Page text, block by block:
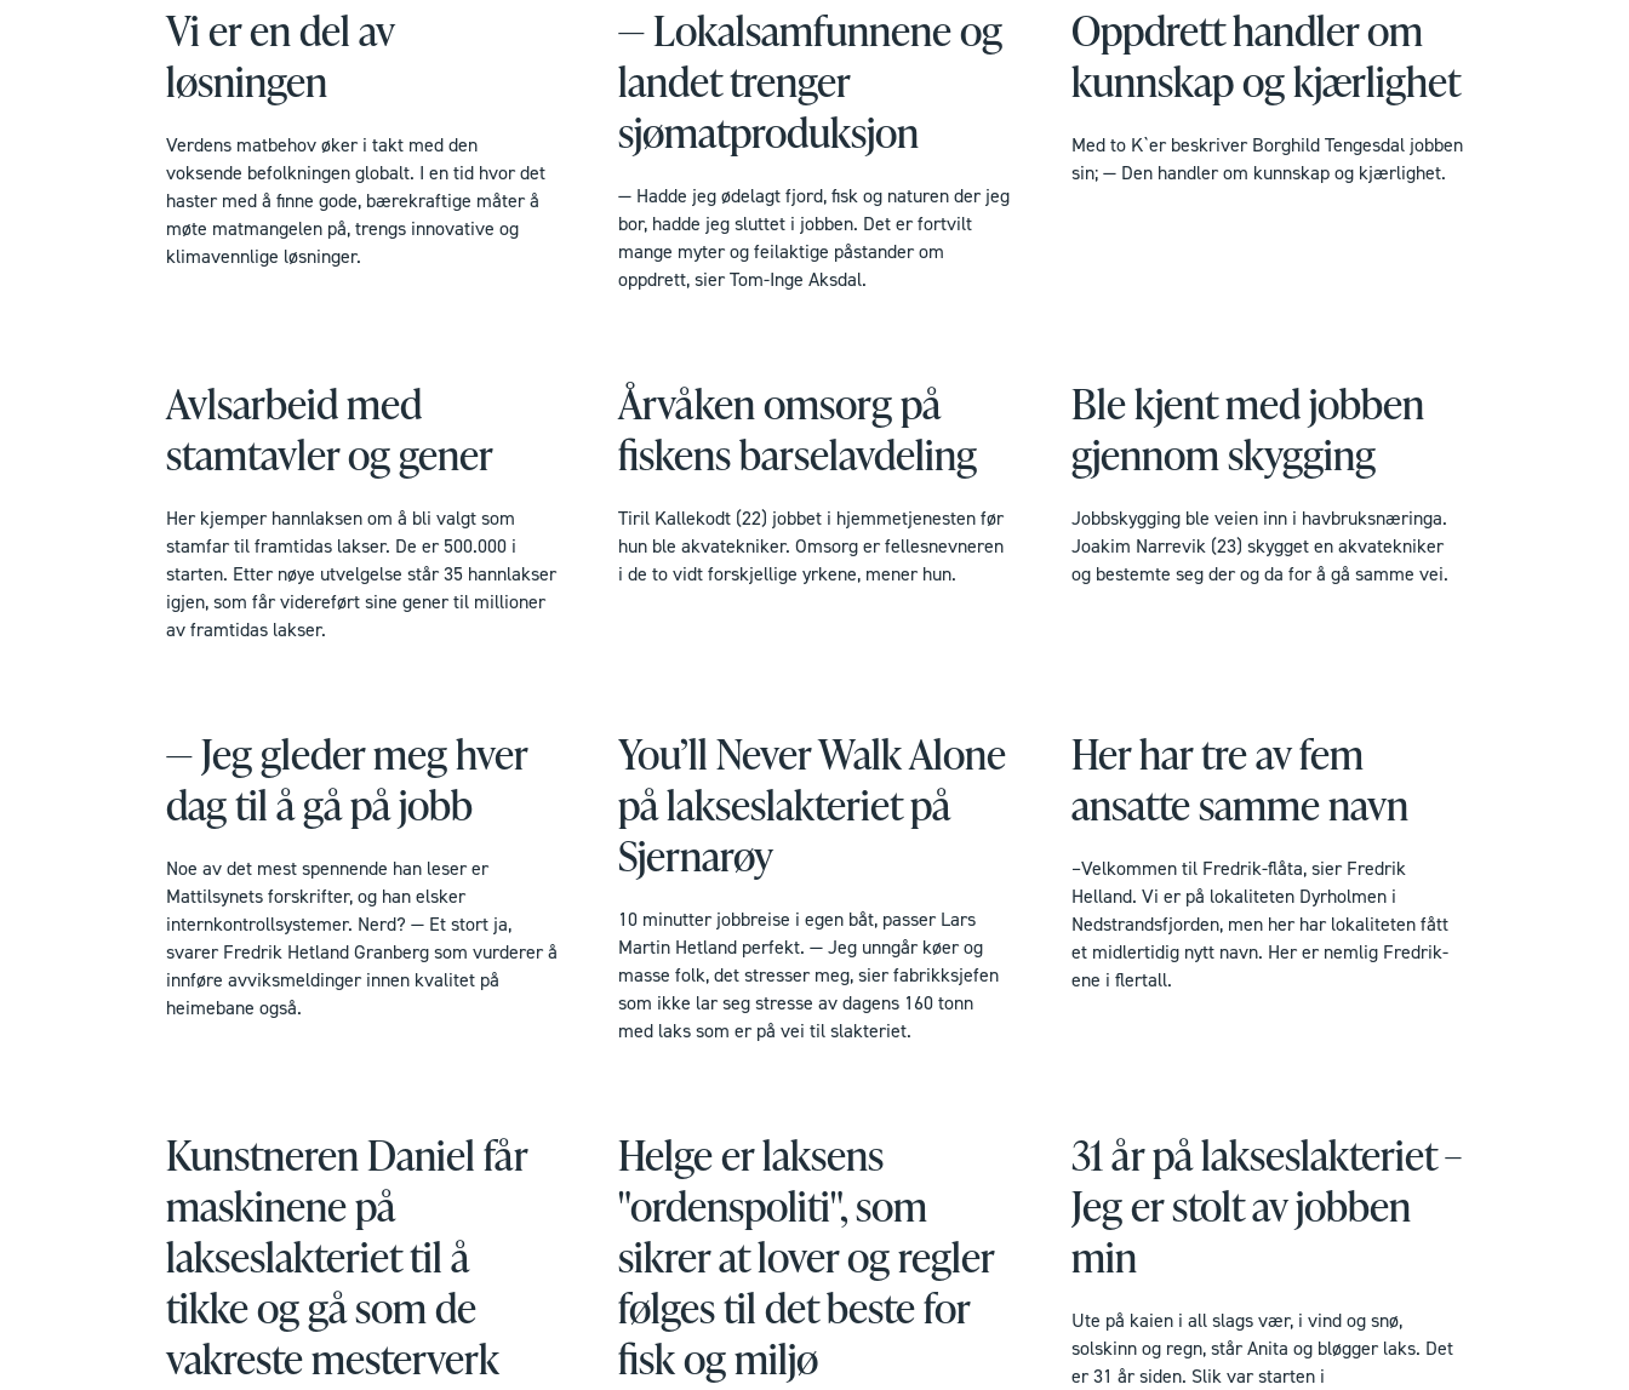
Vi er en del av
løsningen
Verdens matbehov øker i takt med den
voksende befolkningen globalt. I en tid hvor det
haster med å finne gode, bærekraftige måter å
møte matmangelen på, trengs innovative og
klimavennlige løsninger.
— Lokalsamfunnene og
landet trenger
sjømatproduksjon
— Hadde jeg ødelagt fjord, fisk og naturen der jeg
bor, hadde jeg sluttet i jobben. Det er fortvilt
mange myter og feilaktige påstander om
oppdrett, sier Tom-Inge Aksdal.
Oppdrett handler om
kunnskap og kjærlighet
Med to K`er beskriver Borghild Tengesdal jobben
sin; — Den handler om kunnskap og kjærlighet.
Avlsarbeid med
stamtavler og gener
Her kjemper hannlaksen om å bli valgt som
stamfar til framtidas lakser. De er 500.000 i
starten. Etter nøye utvelgelse står 35 hannlakser
igjen, som får videreført sine gener til millioner
av framtidas lakser.
Årvåken omsorg på
fiskens barselavdeling
Tiril Kallekodt (22) jobbet i hjemmetjenesten før
hun ble akvatekniker. Omsorg er fellesnevneren
i de to vidt forskjellige yrkene, mener hun.
Ble kjent med jobben
gjennom skygging
Jobbskygging ble veien inn i havbruksnæringa.
Joakim Narrevik (23) skygget en akvatekniker
og bestemte seg der og da for å gå samme vei.
— Jeg gleder meg hver
dag til å gå på jobb
Noe av det mest spennende han leser er
Mattilsynets forskrifter, og han elsker
internkontrollsystemer. Nerd? — Et stort ja,
svarer Fredrik Hetland Granberg som vurderer å
innføre avviksmeldinger innen kvalitet på
heimebane også.
You’ll Never Walk Alone
på lakseslakteriet på
Sjernarøy
10 minutter jobbreise i egen båt, passer Lars
Martin Hetland perfekt. — Jeg unngår køer og
masse folk, det stresser meg, sier fabrikksjefen
som ikke lar seg stresse av dagens 160 tonn
med laks som er på vei til slakteriet.
Her har tre av fem
ansatte samme navn
–Velkommen til Fredrik-flåta, sier Fredrik
Helland. Vi er på lokaliteten Dyrholmen i
Nedstrandsfjorden, men her har lokaliteten fått
et midlertidig nytt navn. Her er nemlig Fredrik-
ene i flertall.
Kunstneren Daniel får
maskinene på
lakseslakteriet til å
tikke og gå som de
vakreste mesterverk
Helge er laksens
"ordenspoliti", som
sikrer at lover og regler
følges til det beste for
fisk og miljø
31 år på lakseslakteriet –
Jeg er stolt av jobben
min
Ute på kaien i all slags vær, i vind og snø,
solskinn og regn, står Anita og bløgger laks. Det
er 31 år siden. Slik var starten i